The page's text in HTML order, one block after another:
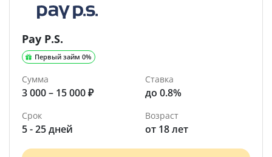
Pay P.S.
Первый займ 0%
Сумма
3 000 – 15 000 ₽
Ставка
до 0.8%
Срок
5 - 25 дней
Возраст
от 18 лет